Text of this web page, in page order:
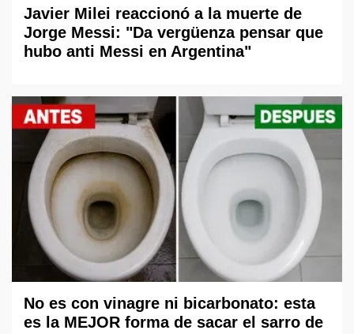
Javier Milei reaccionó a la muerte de
Jorge Messi: "Da vergüenza pensar que
hubo anti Messi en Argentina"
No es con vinagre ni bicarbonato: esta
es la MEJOR forma de sacar el sarro de